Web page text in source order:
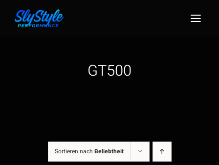
Inhalt
GT500
Sortieren nach Beliebtheit